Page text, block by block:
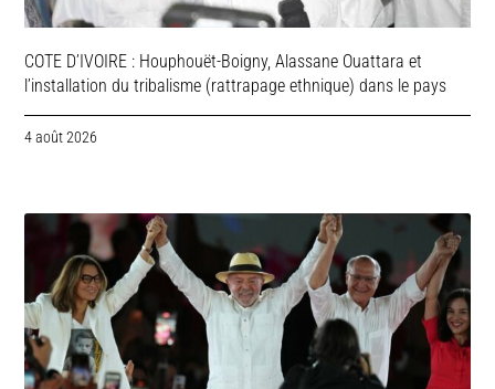
COTE D’IVOIRE : Houphouët-Boigny, Alassane Ouattara et
l’installation du tribalisme (rattrapage ethnique) dans le pays
4 août 2026